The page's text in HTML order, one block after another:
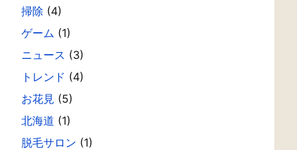
掃除 (4)
ゲーム (1)
ニュース (3)
トレンド (4)
お花見 (5)
北海道 (1)
脱毛サロン (1)